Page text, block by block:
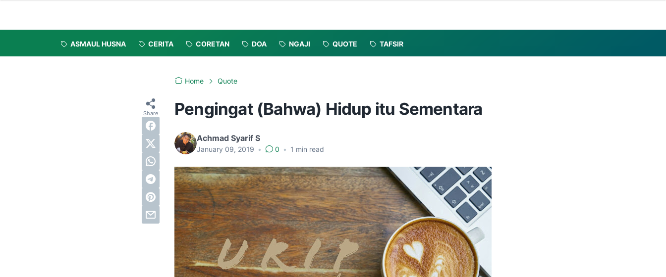
ASMAUL HUSNA CERITA CORETAN DOA NGAJI QUOTE TAFSIR
Home Quote
Pengingat (Bahwa) Hidup itu Sementara
Achmad Syarif S
January 09, 2019 • 0 • 1 min read